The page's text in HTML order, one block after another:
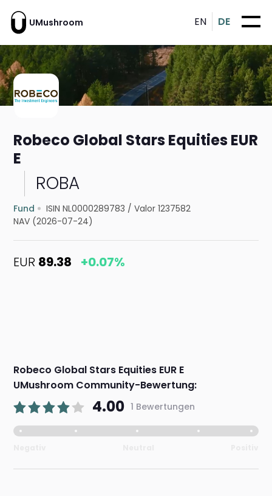
UMushroom EN DE
Robeco Global Stars Equities EUR
E
ROBA
Fund ISIN NL0000289783 /Valor 1237582
NAV (2026-07-24)
EUR 89.38 +0.07%
Robeco Global Stars Equities EUR E
UMushroom Community-Bewertung:
4.00 1 Bewertungen